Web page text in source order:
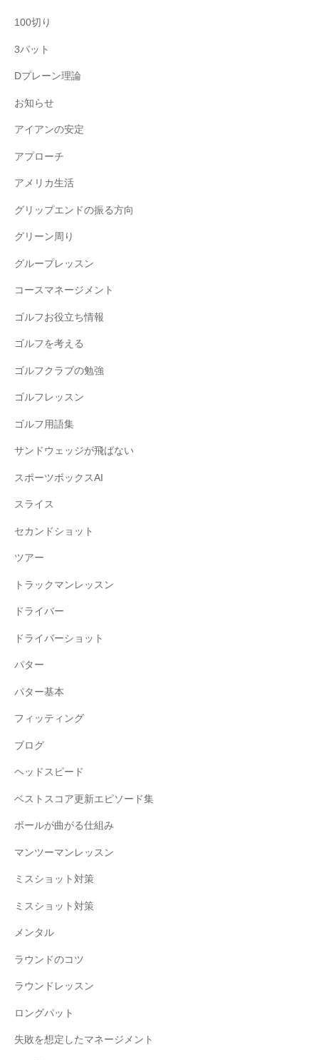
100切り
3パット
Dプレーン理論
お知らせ
アイアンの安定
アプローチ
アメリカ生活
グリップエンドの振る方向
グリーン周り
グループレッスン
コースマネージメント
ゴルフお役立ち情報
ゴルフを考える
ゴルフクラブの勉強
ゴルフレッスン
ゴルフ用語集
サンドウェッジが飛ばない
スポーツボックスAI
スライス
セカンドショット
ツアー
トラックマンレッスン
ドライバー
ドライバーショット
パター
パター基本
フィッティング
ブログ
ヘッドスピード
ベストスコア更新エピソード集
ボールが曲がる仕組み
マンツーマンレッスン
ミスショット対策
ミスショット対策
メンタル
ラウンドのコツ
ラウンドレッスン
ロングパット
失敗を想定したマネージメント